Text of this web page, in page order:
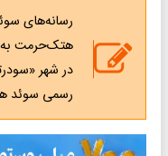
رسانه‌های
هتک‌حرمت به
در شهر
رسمی سوئد